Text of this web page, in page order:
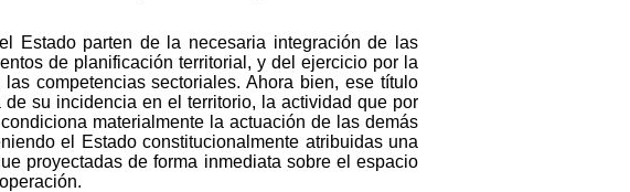
Estado parten de la necesaria integración de las
de planificación territorial, y del ejercicio por la
competencias sectoriales. Ahora bien, ese título
su incidencia en el territorio, la actividad que por
materialmente la actuación de las demás
el Estado constitucionalmente atribuidas una
proyectadas de forma inmediata sobre el espacio